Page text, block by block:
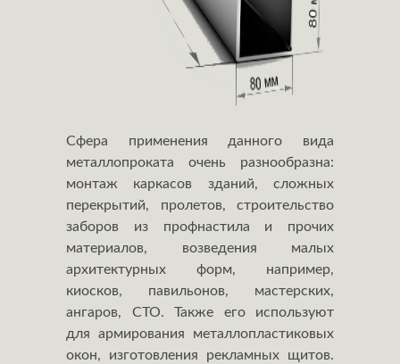
Сфера применения данного вида
металлопроката очень разнообразна:
монтаж каркасов зданий, сложных
перекрытий, пролетов, строительство
заборов из профнастила и прочих
материалов, возведения малых
архитектурных форм, например,
киосков, павильонов, мастерских,
ангаров, СТО. Также его используют
для армирования металлопластиковых
окон, изготовления рекламных щитов.